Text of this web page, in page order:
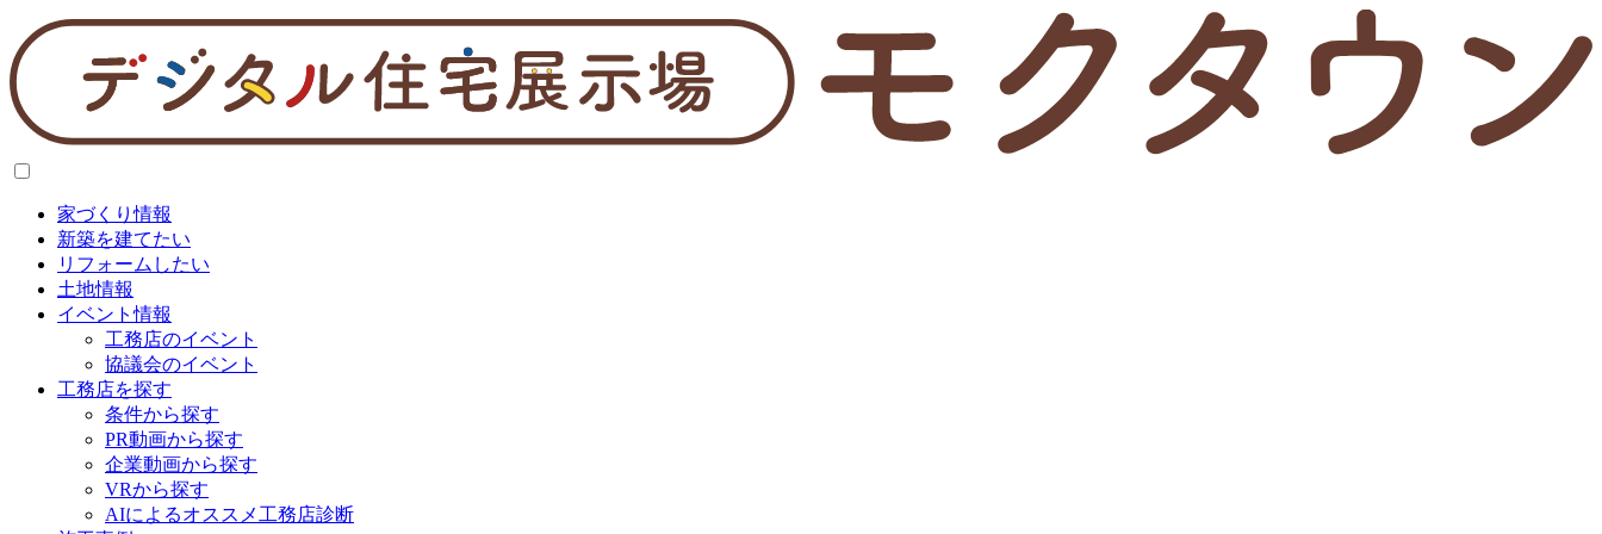
家づくり情報
新築を建てたい
リフォームしたい
土地情報
イベント情報
工務店のイベント
協議会のイベント
工務店を探す
条件から探す
PR動画から探す
企業動画から探す
VRから探す
AIによるオススメ工務店診断